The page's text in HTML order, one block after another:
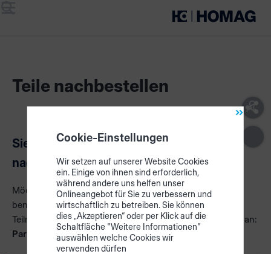
Teile nachbestellen
Sie möchten einzelne Teile aus Ihrem Set
nachbestellen oder ersetzen?
Möchten Sie Ihr Set mit LED-Leisten ergänzen oder
benötigen Sie ein Ersatzteil entnehmen Sie bitte die
Teilnummer aus dem Dokument und senden den Bedarf an:
Parts-commercial@homag.com
Cookie-Einstellungen
Wir setzen auf unserer Website Cookies
ein. Einige von ihnen sind erforderlich,
während andere uns helfen unser
Onlineangebot für Sie zu verbessern und
wirtschaftlich zu betreiben. Sie können
dies „Akzeptieren“ oder per Klick auf die
Schaltfläche "Weitere Informationen"
auswählen welche Cookies wir
verwenden dürfen